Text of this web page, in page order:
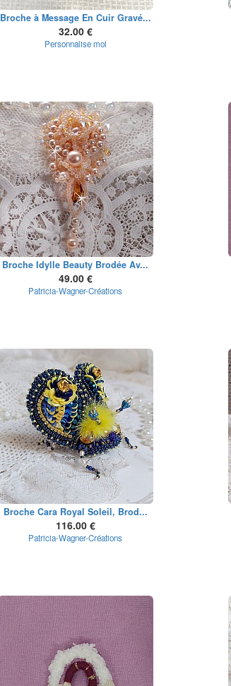
Broche à Message En Cuir Gravé...
32.00 €
Personnalise moi
Broche Idylle Beauty Brodée Av...
49.00 €
Patricia-Wagner-Créations
Broche Cara Royal Soleil, Brod...
116.00 €
Patricia-Wagner-Créations